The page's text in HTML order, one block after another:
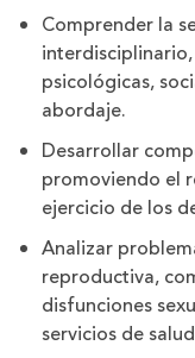
Comprender la
psicológicas,
abordaje.
Desarrollar
promoviendo el
ejercicio de los
Analizar
reproductiva,
disfunciones
servicios de